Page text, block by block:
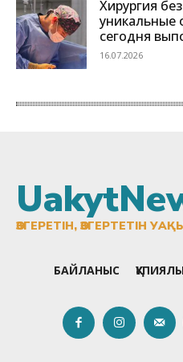
ӨЗГЕРЕТІН, ӨЗГЕРТЕТІН
БАЙЛАНЫС